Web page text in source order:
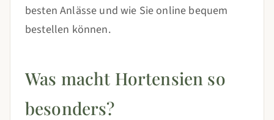
besten Anlässe und wie Sie online bequem
bestellen können.
Was macht Hortensien so
besonders?